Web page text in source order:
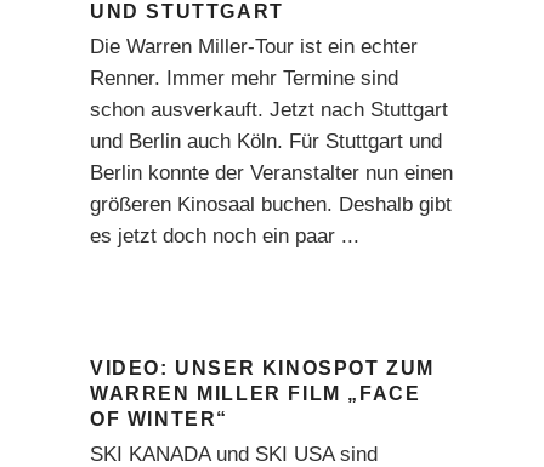
UND STUTTGART
Die Warren Miller-Tour ist ein echter
Renner. Immer mehr Termine sind
schon ausverkauft. Jetzt nach Stuttgart
und Berlin auch Köln. Für Stuttgart und
Berlin konnte der Veranstalter nun einen
größeren Kinosaal buchen. Deshalb gibt
es jetzt doch noch ein paar
VIDEO: UNSER KINOSPOT ZUM
WARREN MILLER FILM „FACE
OF WINTER“
SKI KANADA und SKI USA sind